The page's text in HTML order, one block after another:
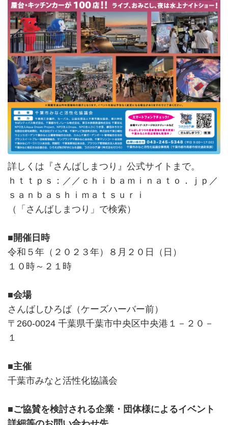
詳しくは『さんばしまつり』公式サイトまで。
ｈｔｔｐｓ：／／ｃｈｉｂａｍｉｎａｔｏ．ｊｐ／
ｓａｎｂａｓｈｉｍａｔｓｕｒｉ
（「さんばしまつり」で検索）
■開催日時
令和５年（２０２３年）８月２０日（日）
１０時～２１時
■会場
さんばしひろば（ケーズハーバー前）
〒260-0024 千葉県千葉市中央区中央港１－２０－
１
■主催
千葉市みなと活性化協議会
■ご協賛を検討される企業・団体様によるイベント